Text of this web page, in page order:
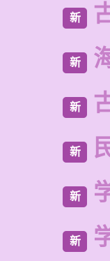
新
新
新
新
新
新